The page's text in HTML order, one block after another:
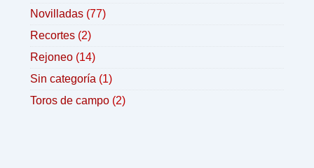
Novilladas (77)
Recortes (2)
Rejoneo (14)
Sin categoría (1)
Toros de campo (2)